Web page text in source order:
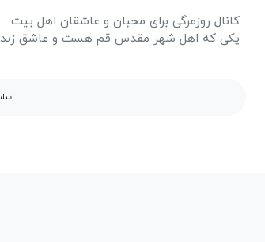
کانال روزمرگی برای محبان و عاشقان اهل بیت
یکی که اهل شهر مقدس قم هست و عاشق